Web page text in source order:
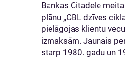
Bankas Citadele
plānu „CBL dzīves
pielāgojas klientu
izmaksām. Jaunais
starp 1980. gadu un